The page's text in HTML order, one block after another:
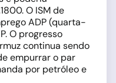
O ISM de
ADP (quarta-
O progresso
continua sendo
empurrar o par
por petróleo e